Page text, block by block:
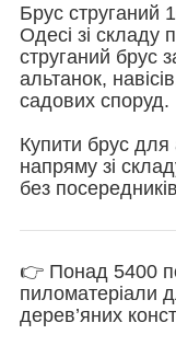
Брус струганий
Одесі зі складу
струганий брус
альтанок,
садових споруд.
Купити брус
напряму зі
без
👉 Понад 5400
пиломатеріали
дерев’яних